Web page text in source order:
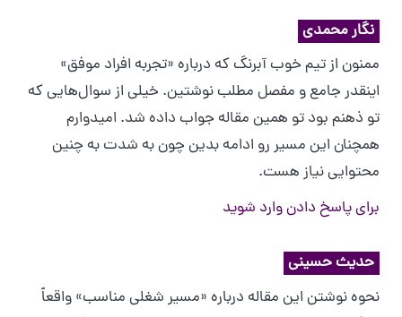
نگار محمدی
ممنون از تیم خوب آبرنگ که درباره «تجربه افراد موفق»
اینقدر جامع و مفصل مطلب نوشتین. خیلی از سوال‌هایی که
تو ذهنم بود تو همین مقاله جواب داده شد. امیدوارم
همچنان این مسیر رو ادامه بدین چون به شدت به چنین
محتوایی نیاز هست.
برای پاسخ دادن وارد شوید
حدیث حسینی
نحوه نوشتن این مقاله درباره «مسیر شغلی مناسب» واقعاً